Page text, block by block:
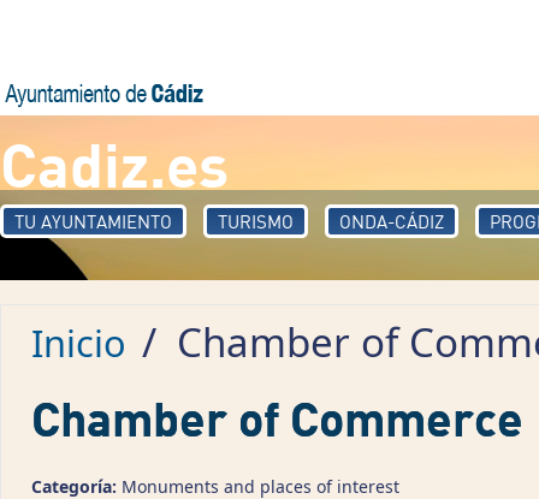
Cadiz.es
TU AYUNTAMIENTO TURISMO ONDA-CÁDIZ
Inicio / Chamber of
Chamber of Commerce
Categoría: Monuments and places of interest